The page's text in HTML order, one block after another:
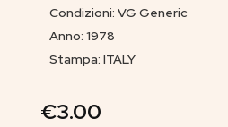
Condizioni: VG Generic
Anno: 1978
Stampa: ITALY
€3.00